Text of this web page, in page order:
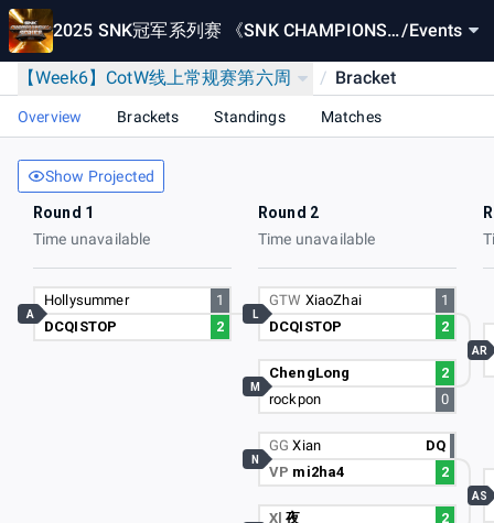
2025 SNK冠军系列赛 《SNK CHAMPIONSH/Events
【Week6】CotW线上常规赛第六周 / Bracket
Overview Brackets Standings Matches
Show Projected
Round 1
Time unavailable
Round 2
Time unavailable
Hollysummer
1
DCQISTOP
2
A
GTW XiaoZhai
1
DCQISTOP
2
L
ChengLong
2
rockpon
0
M
GGXian
DQ
VP mi2ha4 2
N
Xl夜
2
AR
AS